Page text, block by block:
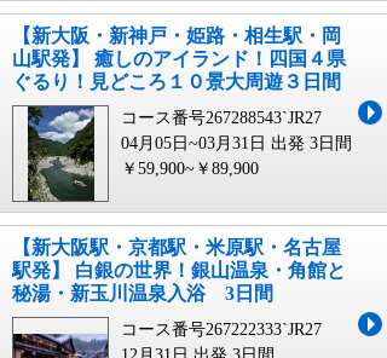
【新大阪・新神戸・姫路・相生駅・岡
山駅発】 癒しのアイランド！四国４県
ぐるり！見どころ１０景大周遊３日間
コース番号267288543`JR27
04月05日~03月31日 出発 3日間
￥59,900~￥89,900
【新大阪駅・京都駅・米原駅・名古屋
駅発】 白銀の世界！銀山温泉・角館と
秘湯・新玉川温泉入浴 3日間
コース番号267222333`JR27